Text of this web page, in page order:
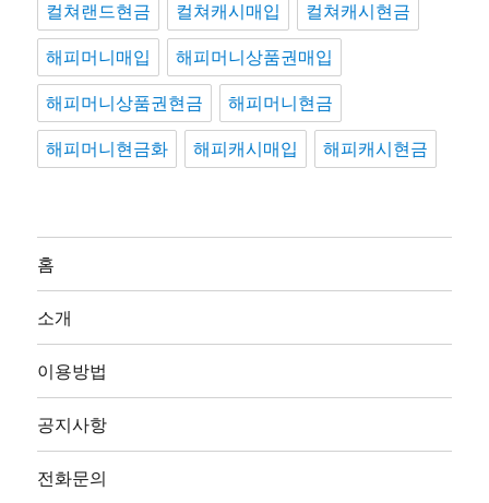
컬쳐랜드현금 컬쳐캐시매입 컬쳐캐시현금
해피머니매입 해피머니상품권매입
해피머니상품권현금 해피머니현금
해피머니현금화 해피캐시매입 해피캐시현금
홈
소개
이용방법
공지사항
전화문의